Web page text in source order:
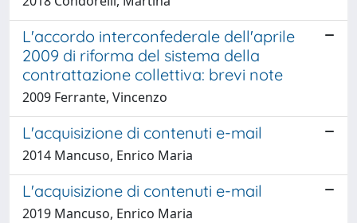
L'accordo interconfederale dell'aprile
2009 di riforma del sistema della
contrattazione collettiva: brevi note
2009 Ferrante, Vincenzo
L'acquisizione di contenuti e-mail
2014 Mancuso, Enrico Maria
L'acquisizione di contenuti e-mail
2019 Mancuso, Enrico Maria